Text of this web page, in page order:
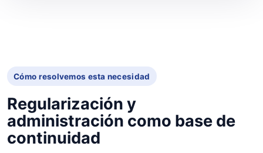
Cómo resolvemos esta necesidad
Regularización y
administración como base de
continuidad